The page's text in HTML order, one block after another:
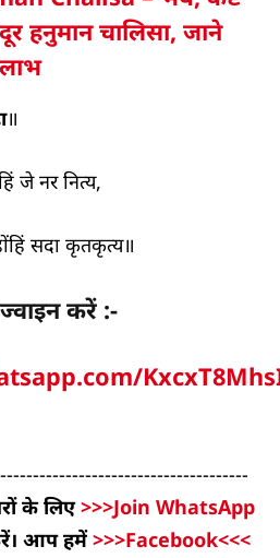
हनुमान चालिसा, जाने
॥
जे नर नित्य,
सदा कृतकृत्य॥
ज्वाइन करें :-
के लिए>>>Join WhatsApp
आप हमें>>>Facebook<<<